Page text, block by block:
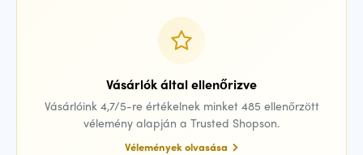
Vásárlók által ellenőrizve
Vásárlóink 4,7/5-re értékelnek minket 485 ellenőrzött
vélemény alapján a Trusted Shopson.
Vélemények olvasása